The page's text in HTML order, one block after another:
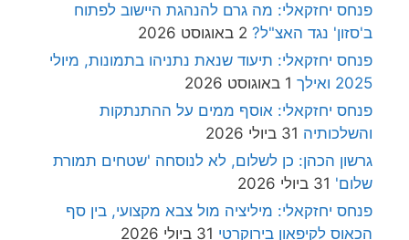
פנחס יחזקאלי: מה גרם להנהגת היישוב לפתוח
ב'סזון' נגד האצ"ל? 2 באוגוסט 2026
פנחס יחזקאלי: תיעוד שנאת נתניהו בתמונות, מיולי
2025 ואילך
1 באוגוסט 2026
פנחס יחזקאלי: אוסף ממים על ההתנתקות
והשלכותיה 31 ביולי 2026
גרשון הכהן: כן לשלום, לא לנוסחה 'שטחים תמורת
שלום' 31 ביולי 2026
פנחס יחזקאלי: מיליציה מול צבא מקצועי, בין סף
הכאוס לקיפאון בירוקרטי 31 ביולי 2026